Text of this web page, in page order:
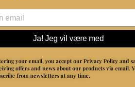
Ja! Jeg vil være med
your email, you accept our Privacy Policy and
offers and news about our products via email.
from newsletters at any time.